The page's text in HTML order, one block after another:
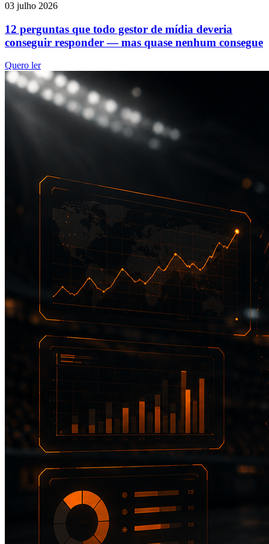
03 julho 2026
12 perguntas que todo gestor de mídia deveria
conseguir responder — mas quase nenhum consegue
Quero ler